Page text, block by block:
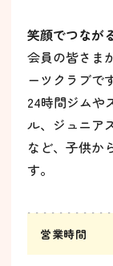
笑顔でつなが
会員の皆さま
ーツクラブで
24時間ジムや
ル、ジュニア
など、子供か
す。
営業時間